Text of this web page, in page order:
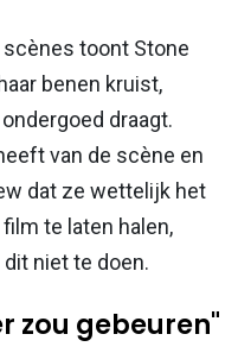
toont Stone
benen kruist,
draagt.
van de scène en
dat ze wettelijk het
te laten halen,
niet te doen.
zou gebeuren"